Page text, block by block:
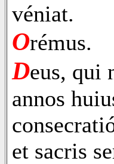
véniat.
Orémus.
Deus, qui
annos
et sacris